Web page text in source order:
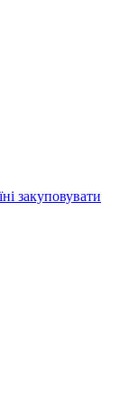
закуповувати